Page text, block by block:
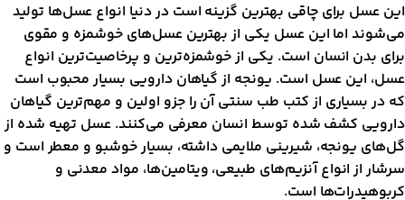
عسل برای چاقی بهترین گزینه است در دنیا انواع عسل‌ها تولید
اما این عسل یکی از بهترین عسل‌های خوشمزه و مقوی
بدن انسان است. یکی از خوشمزه‌ترین و پرخاصیت‌ترین انواع
این عسل است. یونجه از گیاهان دارویی بسیار محبوب است
در بسیاری از کتب طب سنتی آن را جزو اولین و مهم‌ترین گیاهان
کشف شده توسط انسان معرفی می‌کنند. عسل تهیه شده از
یونجه، شیرینی ملایمی داشته، بسیار خوشبو و معطر است و
از انواع آنزیم‌های طبیعی، ویتامین‌ها، مواد معدنی و
است.